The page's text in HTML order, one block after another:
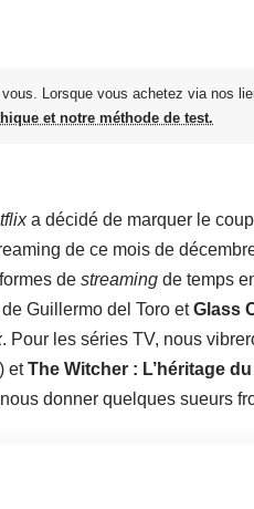
Lorsque vous achetez via nos
et notre méthode de test.
a décidé de marquer le
de ce mois de
de streaming de temps
de Guillermo del Toro etGlass
. Pour les séries TV, nous
etThe Witcher : L’héritage
donner quelques sueurs